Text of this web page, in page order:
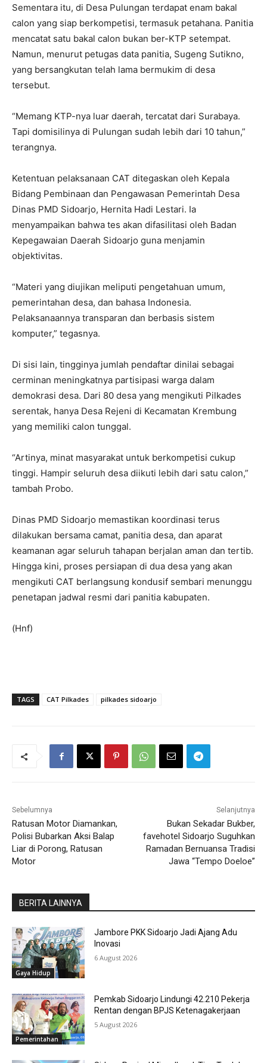
Sementara itu, di Desa Pulungan terdapat enam bakal
calon yang siap berkompetisi, termasuk petahana. Panitia
mencatat satu bakal calon bukan ber-KTP setempat.
Namun, menurut petugas data panitia, Sugeng Sutikno,
yang bersangkutan telah lama bermukim di desa
tersebut.
“Memang KTP-nya luar daerah, tercatat dari Surabaya.
Tapi domisilinya di Pulungan sudah lebih dari 10 tahun,”
terangnya.
Ketentuan pelaksanaan CAT ditegaskan oleh Kepala
Bidang Pembinaan dan Pengawasan Pemerintah Desa
Dinas PMD Sidoarjo, Hernita Hadi Lestari. Ia
menyampaikan bahwa tes akan difasilitasi oleh Badan
Kepegawaian Daerah Sidoarjo guna menjamin
objektivitas.
“Materi yang diujikan meliputi pengetahuan umum,
pemerintahan desa, dan bahasa Indonesia.
Pelaksanaannya transparan dan berbasis sistem
komputer,” tegasnya.
Di sisi lain, tingginya jumlah pendaftar dinilai sebagai
cerminan meningkatnya partisipasi warga dalam
demokrasi desa. Dari 80 desa yang mengikuti Pilkades
serentak, hanya Desa Rejeni di Kecamatan Krembung
yang memiliki calon tunggal.
“Artinya, minat masyarakat untuk berkompetisi cukup
tinggi. Hampir seluruh desa diikuti lebih dari satu calon,”
tambah Probo.
Dinas PMD Sidoarjo memastikan koordinasi terus
dilakukan bersama camat, panitia desa, dan aparat
keamanan agar seluruh tahapan berjalan aman dan tertib.
Hingga kini, proses persiapan di dua desa yang akan
mengikuti CAT berlangsung kondusif sembari menunggu
penetapan jadwal resmi dari panitia kabupaten.
(Hnf)
TAGS CAT Pilkades pilkades sidoarjo
Sebelumnya
Ratusan Motor Diamankan,
Polisi Bubarkan Aksi Balap
Liar di Porong, Ratusan
Motor
Selanjutnya
Bukan Sekadar Bukber,
favehotel Sidoarjo Suguhkan
Ramadan Bernuansa Tradisi
Jawa “Tempo Doeloe”
BERITA LAINNYA
Gaya Hidup
Jambore PKK Sidoarjo Jadi Ajang Adu
Inovasi
6 August 2026
Pemerintahan
Pemkab Sidoarjo Lindungi 42.210 Pekerja
Rentan dengan BPJS Ketenagakerjaan
5 August 2026